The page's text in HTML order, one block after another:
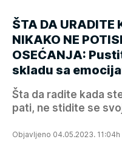
ŠTA DA URADITE
NIKAKO NE
OSEĆANJA:
skladu sa
Šta da radite kada
pati, ne stidite se
Objavljeno 04.05.2023. 11:04h